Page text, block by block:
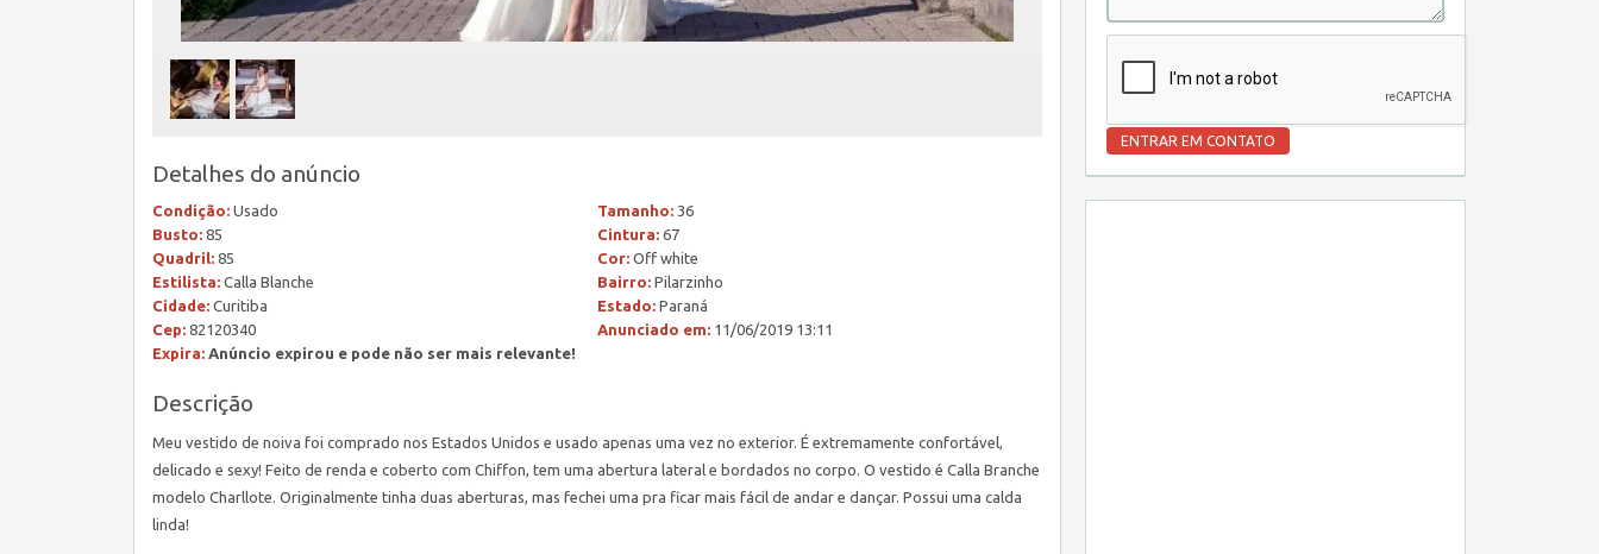
Detalhes do anúncio
Condição: Usado Tamanho: 36
Busto: 85 Cintura: 67
Quadril: 85 Cor: Off white
Estilista: Calla Blanche Bairro: Pilarzinho
Cidade: Curitiba Estado: Paraná
Cep: 82120340 Anunciado em: 11/06/2019 13:11
Expira: Anúncio expirou e pode não ser mais relevante!
Descrição
Meu vestido de noiva foi comprado nos Estados Unidos e usado apenas uma vez no exterior. É extremamente confortável,
delicado e sexy! Feito de renda e coberto com Chiffon, tem uma abertura lateral e bordados no corpo. O vestido é Calla Branche
modelo Charllote. Originalmente tinha duas aberturas, mas fechei uma pra ficar mais fácil de andar e dançar. Possui uma calda
linda!